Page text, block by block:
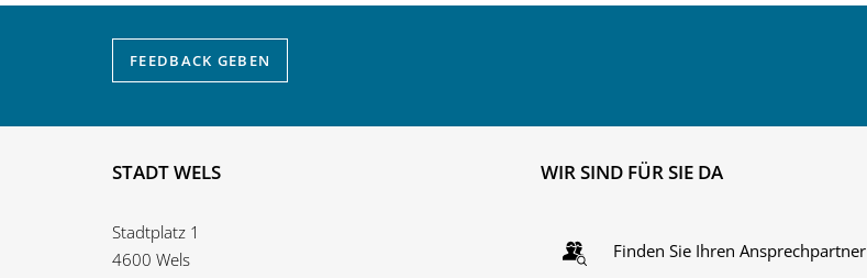
FEEDBACK GEBEN
STADT WELS
Stadtplatz 1
4600 Wels
WIR SIND FÜR SIE DA
Finden Sie Ihren Ansprechpartner